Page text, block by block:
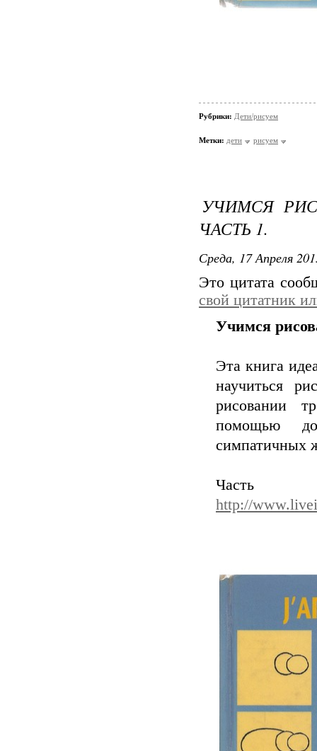
Рубрики: Дети/рисуем
Метки: дети рисуем
УЧИМСЯ
ЧАСТЬ 1.
Среда, 17 Апреля
Это цитата
свой цитатник
Учимся
Эта книга
научиться
рисовании
помощью
симпатичных
http://